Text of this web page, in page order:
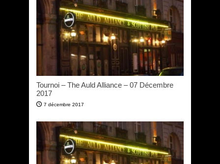
Tournoi – The Auld Alliance – 07 Décembre
2017
7 décembre 2017